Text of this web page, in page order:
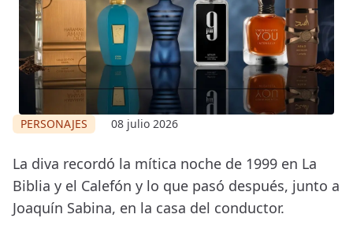
PERSONAJES 08 julio 2026
La diva recordó la mítica noche de 1999 en La
Biblia y el Calefón y lo que pasó después, junto a
Joaquín Sabina, en la casa del conductor.